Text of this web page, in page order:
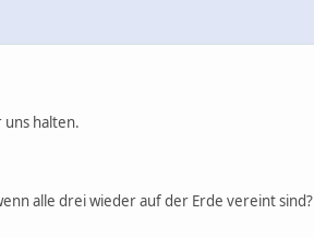
uns halten.
alle drei wieder auf der Erde vereint sind?